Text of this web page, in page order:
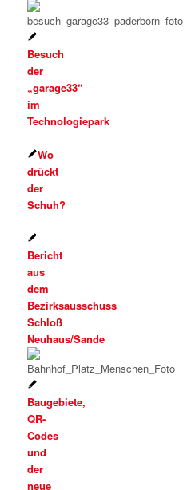
Besuch
der
„garage33“
im
Technologiepark
Wo
drückt
der
Schuh?
Bericht
aus
dem
Bezirksausschuss
Schloß
Neuhaus/Sande
Baugebiete,
QR-
Codes
und
der
neue